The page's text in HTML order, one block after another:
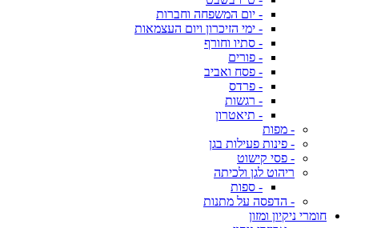
- יום המשפחה וחברות
- ימי הזיכרון ויום העצמאות
- סתיו וחורף
- פורים
- פסח ואביב
- פרדס
- רגשות
- תיאטרון
- מפות
- פינות פעילות בגן
- פסי קישוט
ריהוט לגן ולכיתה
- ספות
- הדפסה על מתנות
חומרי ניקיון ומזון